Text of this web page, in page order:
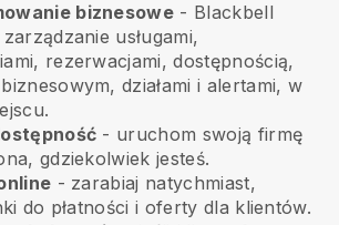
biznesowe - Blackbell
usługami,
rezerwacjami, dostępnością,
działami i alertami, w
- uruchom swoją firmę
gdziekolwiek jesteś.
- zarabiaj natychmiast,
do płatności i oferty dla klientów.